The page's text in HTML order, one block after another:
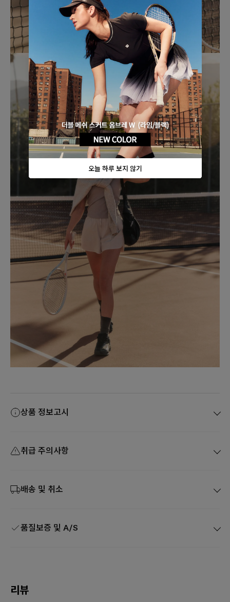
상품 정보고시
취급 주의사항
배송 및 취소
품질보증 및 A/S
리뷰